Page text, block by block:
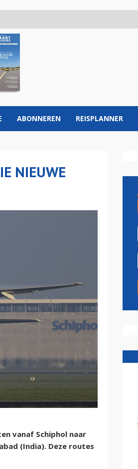
ABONNEREN REISPLANNER
NIEUWE
vanaf Schiphol naar
(India). Deze routes